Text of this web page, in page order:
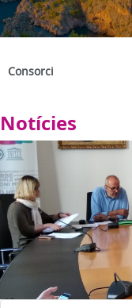
Consorci
Notícies